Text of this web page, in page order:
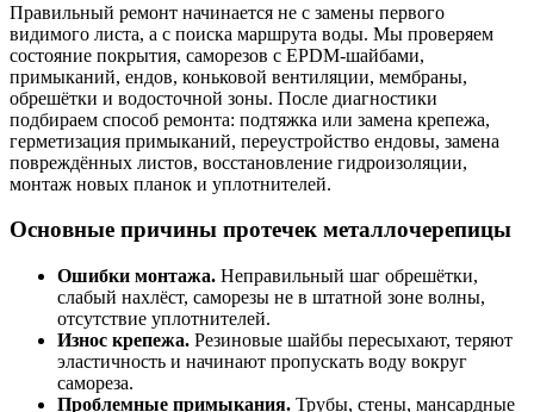
Правильный ремонт начинается не с замены первого
видимого листа, а с поиска маршрута воды. Мы проверяем
состояние покрытия, саморезов с EPDM-шайбами,
примыканий, ендов, коньковой вентиляции, мембраны,
обрешётки и водосточной зоны. После диагностики
подбираем способ ремонта: подтяжка или замена крепежа,
герметизация примыканий, переустройство ендовы, замена
повреждённых листов, восстановление гидроизоляции,
монтаж новых планок и уплотнителей.
Основные причины протечек металлочерепицы
Ошибки монтажа. Неправильный шаг обрешётки,
слабый нахлёст, саморезы не в штатной зоне волны,
отсутствие уплотнителей.
Износ крепежа. Резиновые шайбы пересыхают, теряют
эластичность и начинают пропускать воду вокруг
самореза.
Проблемные примыкания. Трубы, стены, мансардные